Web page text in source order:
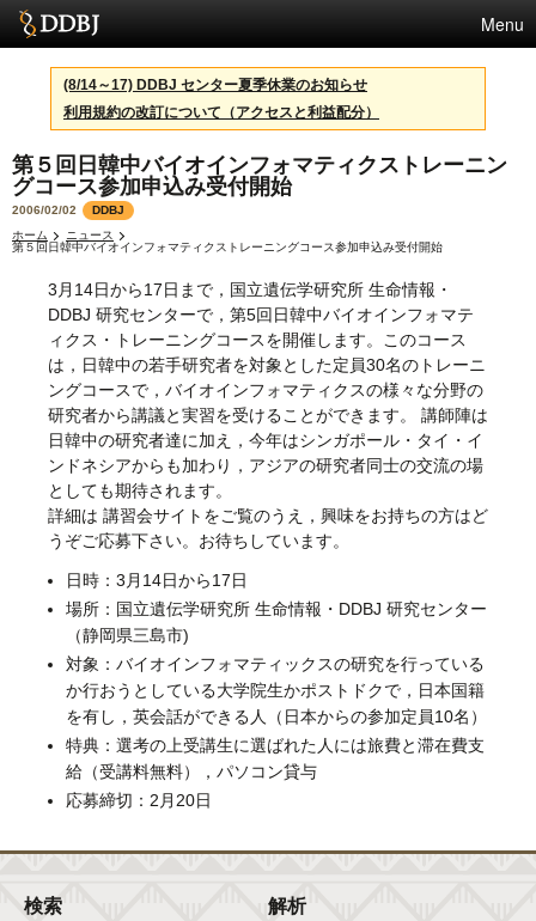
Menu
サービス
スパコン
統計
活動
センターについて
利用規約
問合せ
English
(8/14～17) DDBJ センター夏季休業のお知らせ
利用規約の改訂について（アクセスと利益配分）
第５回日韓中バイオインフォマティクストレーニン
グコース参加申込み受付開始
2006/02/02
DDBJ
ホーム
ニュース
第５回日韓中バイオインフォマティクストレーニングコース参加申込み受付開始
3月14日から17日まで，国立遺伝学研究所 生命情報・
DDBJ 研究センターで，第5回日韓中バイオインフォマテ
ィクス・トレーニングコースを開催します。このコース
は，日韓中の若手研究者を対象とした定員30名のトレーニ
ングコースで，バイオインフォマティクスの様々な分野の
研究者から講議と実習を受けることができます。 講師陣は
日韓中の研究者達に加え，今年はシンガポール・タイ・イ
ンドネシアからも加わり，アジアの研究者同士の交流の場
としても期待されます。
詳細は 講習会サイトをご覧のうえ，興味をお持ちの方はど
うぞご応募下さい。お待ちしています。
日時：3月14日から17日
場所：国立遺伝学研究所 生命情報・DDBJ 研究センター
（静岡県三島市)
対象：バイオインフォマティックスの研究を行っている
か行おうとしている大学院生かポストドクで，日本国籍
を有し，英会話ができる人（日本からの参加定員10名）
特典：選考の上受講生に選ばれた人には旅費と滞在費支
給（受講料無料），パソコン貸与
応募締切：2月20日
検索 解析